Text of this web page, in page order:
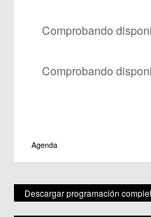
Comprobando
Comprobando
Agenda
Descargar programación